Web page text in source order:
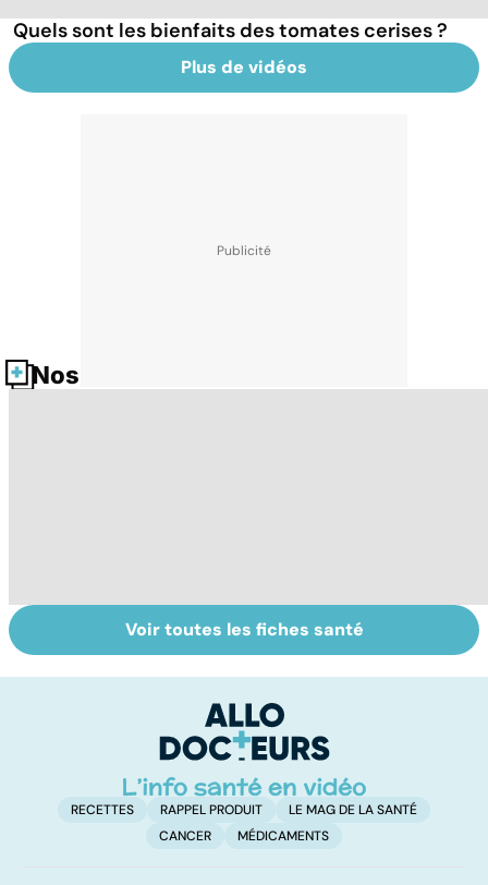
Quels sont les bienfaits des tomates cerises ?
Plus de vidéos
Nos fiches santé
Sels minéraux,
oligo-éléments :
Tout savoir sur
nos excréments
Voir toutes les fiches santé
RECETTES RAPPEL PRODUIT
LE MAG DE LA SANTÉ
CANCER
MÉDICAMENTS